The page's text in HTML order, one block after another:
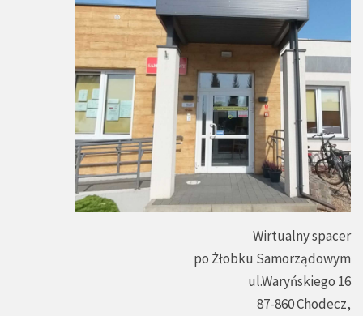
Wirtualny spacer
po Żłobku Samorządowym
ul.Waryńskiego 16
87-860 Chodecz,